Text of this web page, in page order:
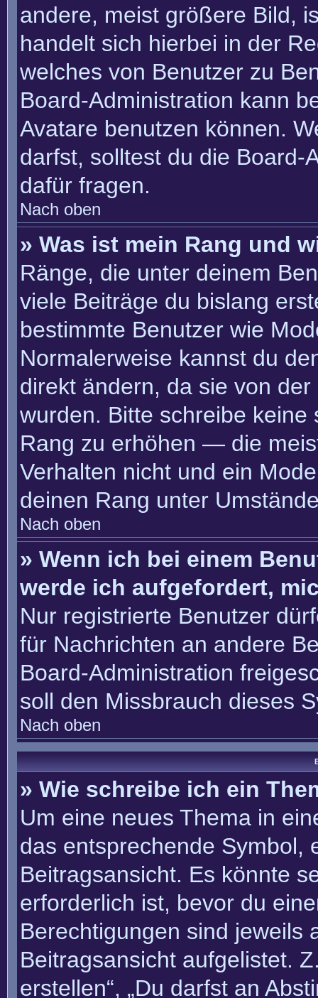
andere, meist größere Bild,
handelt sich hierbei in der
welches von Benutzer zu
Board-Administration kann
Avatare benutzen können.
darfst, solltest du die Board-
dafür fragen.
Nach oben
» Was ist mein Rang und
Ränge, die unter deinem
viele Beiträge du bislang
bestimmte Benutzer wie
Normalerweise kannst du
direkt ändern, da sie von
wurden. Bitte schreibe
Rang zu erhöhen — die
Verhalten nicht und ein
deinen Rang unter
Nach oben
» Wenn ich bei einem
werde ich aufgefordert,
Nur registrierte Benutzer
für Nachrichten an andere
Board-Administration
soll den Missbrauch dieses
Nach oben
» Wie schreibe ich ein
Um eine neues Thema in
das entsprechende Symbol,
Beitragsansicht. Es könnte
erforderlich ist, bevor du
Berechtigungen sind jeweils
Beitragsansicht aufgelistet.
erstellen“, „Du darfst an